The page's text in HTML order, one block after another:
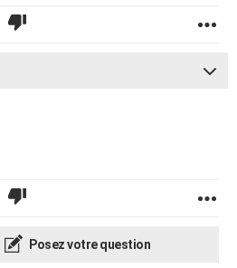
Posez votre question